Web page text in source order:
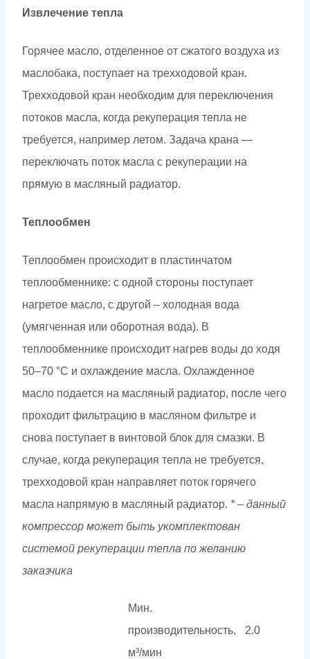
Извлечение тепла
Горячее масло, отделенное от сжатого воздуха из
маслобака, поступает на трехходовой кран.
Трехходовой кран необходим для переключения
потоков масла, когда рекуперация тепла не
требуется, например летом. Задача крана —
переключать поток масла с рекуперации на
прямую в масляный радиатор.
Теплообмен
Теплообмен происходит в пластинчатом
теплообменнике: с одной стороны поступает
нагретое масло, с другой – холодная вода
(умягченная или оборотная вода). В
теплообменнике происходит нагрев воды до ходя
50–70 °С и охлаждение масла. Охлажденное
масло подается на масляный радиатор, после чего
проходит фильтрацию в масляном фильтре и
снова поступает в винтовой блок для смазки. В
случае, когда рекуперация тепла не требуется,
трехходовой кран направляет поток горячего
масла напрямую в масляный радиатор. * – данный
компрессор может быть укомплектован
системой рекуперации тепла по желанию
заказчика
Мин.
производительность,
м³/мин
2.0